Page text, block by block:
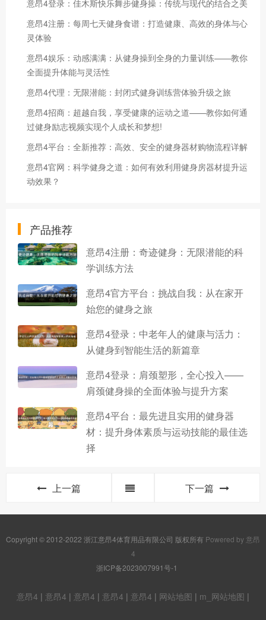
意昂4登录：佳木斯快乐舞步健身操：传统与现代的结合之美
意昂4注册：每周七天健身食谱：打造健康、高效的身体与心
灵体验
意昂4娱乐：动感满满：从健身操到全身的力量训练——教你
全面提升体能与灵活性
意昂4代理：无限潜能：封闭式健身训练营体验升级之旅
意昂4招商：超越自我，享受健康的运动之道——教你如何通
过健身励志视频实现个人成长和梦想!
意昂4平台：全新推荐：高效、安全的健身器材购物流程详解
意昂4官网：科学健身之道：如何有效利用健身房器材提升运
动效果？
产品推荐
意昂4注册：奇迹健身：无限潜能的科
学训练方法
意昂4官方平台：挑战自我：从在家开
始您的健身之旅
意昂4登录：中老年人的健康与活力：
从健身到智能生活的新篇章
意昂4登录：肩颈塑形，全心投入——
肩颈健身操的全面体验与提升方案
意昂4平台：最先进且实用的健身器
材：提升身体素质与运动技能的最佳选
择
上一篇 下一篇
Copyright © 2012-2022 浙江意昂4体育用品有限公司 版权所有 Powered by 意昂
4
浙ICP备2023007991号-1
意昂4 | 意昂4 | 意昂4 | 意昂4 | 意昂4 | 网站地图 | m_网站地图 |